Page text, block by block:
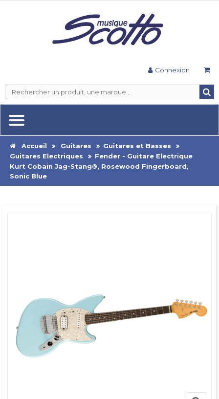
Connexion
Accueil Guitares
Guitares et Basses
Guitares Electriques
Fender - Guitare Electrique
Kurt Cobain Jag-Stang®, Rosewood Fingerboard,
Sonic Blue